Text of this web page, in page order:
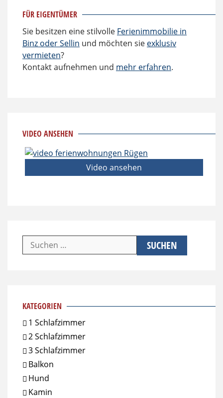
FÜR EIGENTÜMER
Sie besitzen eine stilvolle Ferienimmobilie in
Binz oder Sellin und möchten sie exklusiv
vermieten?
Kontakt aufnehmen und mehr erfahren.
VIDEO ANSEHEN
Video ansehen
Suchen
nach:
KATEGORIEN
1 Schlafzimmer
2 Schlafzimmer
3 Schlafzimmer
Balkon
Hund
Kamin